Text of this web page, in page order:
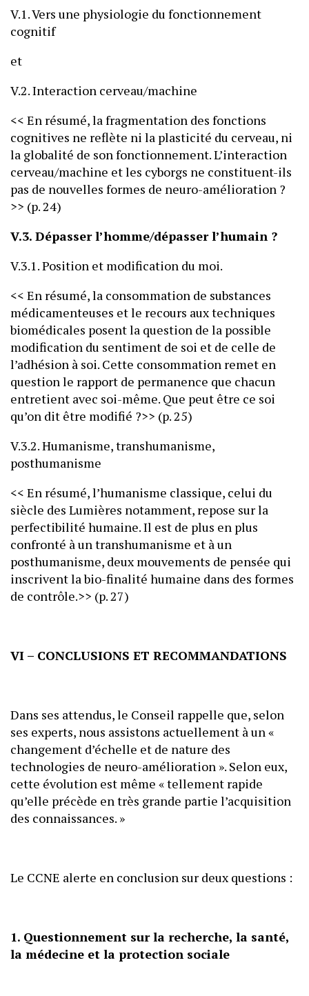
V.1. Vers une physiologie du fonctionnement
cognitif
et
V.2. Interaction cerveau/machine
<< En résumé, la fragmentation des fonctions
cognitives ne reflète ni la plasticité du cerveau, ni
la globalité de son fonctionnement. L’interaction
cerveau/machine et les cyborgs ne constituent-ils
pas de nouvelles formes de neuro-amélioration ?
>> (p. 24)
V.3. Dépasser l’homme/dépasser l’humain ?
V.3.1. Position et modification du moi.
<< En résumé, la consommation de substances
médicamenteuses et le recours aux techniques
biomédicales posent la question de la possible
modification du sentiment de soi et de celle de
l’adhésion à soi. Cette consommation remet en
question le rapport de permanence que chacun
entretient avec soi-même. Que peut être ce soi
qu’on dit être modifié ?>> (p. 25)
V.3.2. Humanisme, transhumanisme,
posthumanisme
<< En résumé, l’humanisme classique, celui du
siècle des Lumières notamment, repose sur la
perfectibilité humaine. Il est de plus en plus
confronté à un transhumanisme et à un
posthumanisme, deux mouvements de pensée qui
inscrivent la bio-finalité humaine dans des formes
de contrôle.>> (p. 27)
VI – CONCLUSIONS ET RECOMMANDATIONS
Dans ses attendus, le Conseil rappelle que, selon
ses experts, nous assistons actuellement à un «
changement d’échelle et de nature des
technologies de neuro-amélioration ». Selon eux,
cette évolution est même « tellement rapide
qu’elle précède en très grande partie l’acquisition
des connaissances. »
Le CCNE alerte en conclusion sur deux questions :
1. Questionnement sur la recherche, la santé,
la médecine et la protection sociale